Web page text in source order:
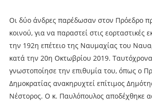
Οι δύο άνδρες παρέδωσαν στον Πρόεδρο
κοινού, για να παραστεί στις εορταστικές
την 192η επέτειο της Ναυμαχίας του
κατά την 20η Οκτωβρίου 2019.
γνωστοποίησε την επιθυμία του, όπως ο
Δημοκρατίας ανακηρυχτεί επίτιμος
Νέστορος. Ο κ. Παυλόπουλος αποδέχθηκε